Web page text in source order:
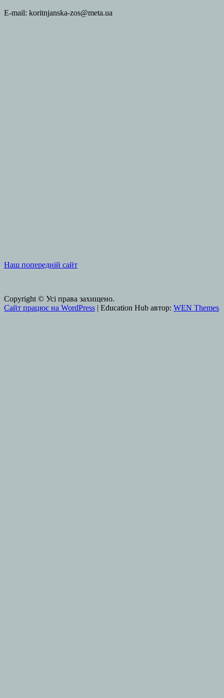
E-mail: koritnjanska-zos@meta.ua
Наш попередній сайт
Copyright © Усі права захищено.
Сайт працює на WordPress | Education Hub автор: WEN Themes